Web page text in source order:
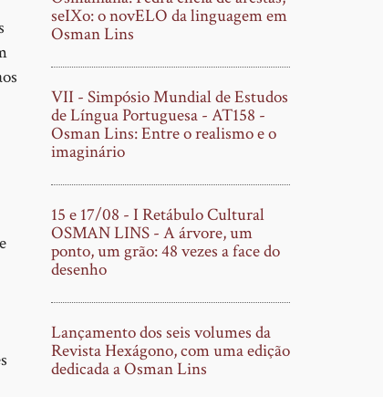
seIXo: o novELO da linguagem em
Osman Lins
VII - Simpósio Mundial de Estudos
de Língua Portuguesa - AT158 -
Osman Lins: Entre o realismo e o
imaginário
15 e 17/08 - I Retábulo Cultural
OSMAN LINS - A árvore, um
ponto, um grão: 48 vezes a face do
desenho
Lançamento dos seis volumes da
Revista Hexágono, com uma edição
dedicada a Osman Lins